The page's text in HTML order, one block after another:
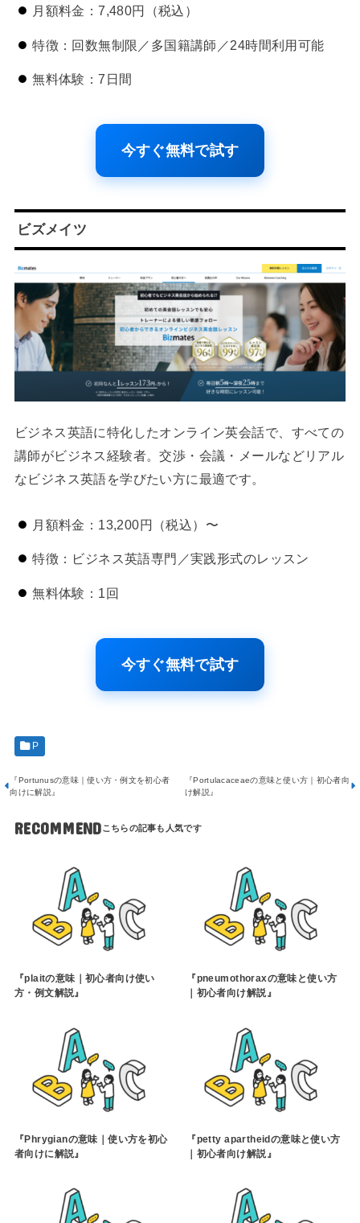
月額料金：7,480円（税込）
特徴：回数無制限／多国籍講師／24時間利用可能
無料体験：7日間
今すぐ無料で試す
ビズメイツ
ビジネス英語に特化したオンライン英会話で、すべての
講師がビジネス経験者。交渉・会議・メールなどリアル
なビジネス英語を学びたい方に最適です。
月額料金：13,200円（税込）〜
特徴：ビジネス英語専門／実践形式のレッスン
無料体験：1回
今すぐ無料で試す
P
『Portunusの意味｜使い方・例文を初心者
向けに解説』
『Portulacaceaeの意味と使い方｜初心者向
け解説』
RECOMMEND
『plaitの意味｜初心者向け使い
方・例文解説』
『pneumothoraxの意味と使い方
｜初心者向け解説』
『Phrygianの意味｜使い方を初心
者向けに解説』
『petty apartheidの意味と使い方
｜初心者向け解説』